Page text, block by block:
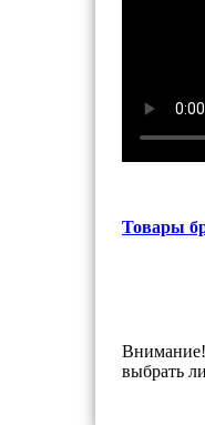
Товары
Внимание!
выбрать